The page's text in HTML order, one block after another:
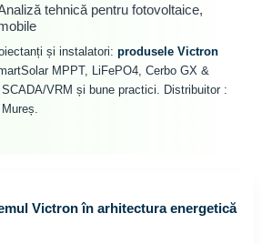
tehnică pentru fotovoltaice,
și instalatori: produsele Victron
MPPT, LiFePO4, Cerbo GX &
VRM și bune practici. Distribuitor :
Mureș.
Victron în arhitectura energetică